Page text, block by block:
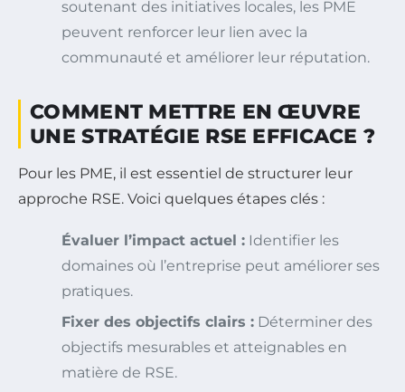
soutenant des initiatives locales, les PME
peuvent renforcer leur lien avec la
communauté et améliorer leur réputation.
COMMENT METTRE EN ŒUVRE
UNE STRATÉGIE RSE EFFICACE ?
Pour les PME, il est essentiel de structurer leur
approche RSE. Voici quelques étapes clés :
Évaluer l’impact actuel : Identifier les
domaines où l’entreprise peut améliorer ses
pratiques.
Fixer des objectifs clairs : Déterminer des
objectifs mesurables et atteignables en
matière de RSE.